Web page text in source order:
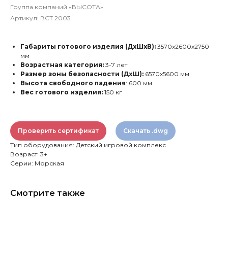
Группа компаний «ВЫСОТА»
Артикул: ВСТ 2003
Габариты готового изделия (ДхШхВ): 3570х2600х2750
мм
Возрастная категория: 3-7 лет
Размер зоны безопасности (ДхШ): 6570х5600 мм
Высота свободного падения: 600 мм
Вес готового изделия: 150 кг
Проверить сертификат
Скачать .dwg
Тип оборудования: Детский игровой комплекс
Возраст: 3+
Серии: Морская
Смотрите также